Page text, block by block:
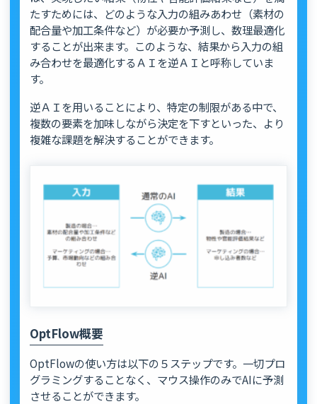
たすためには、どのような入力の組みあわせ（素材の
配合量や加工条件など）が必要か予測し、数理最適化
することが出来ます。このような、結果から入力の組
み合わせを最適化するＡＩを逆ＡＩと呼称していま
す。
逆ＡＩを用いることにより、特定の制限がある中で、
複数の要素を加味しながら決定を下すといった、より
複雑な課題を解決することができます。
OptFlow概要
OptFlowの使い方は以下の５ステップです。一切プロ
グラミングすることなく、マウス操作のみでAIに予測
させることができます。